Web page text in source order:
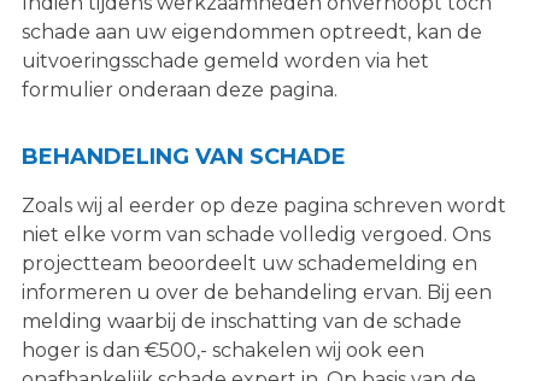
schade aan uw eigendommen optreedt, kan de
uitvoeringsschade gemeld worden via het
formulier onderaan deze pagina.
BEHANDELING VAN SCHADE
Zoals wij al eerder op deze pagina schreven wordt
niet elke vorm van schade volledig vergoed. Ons
projectteam beoordeelt uw schademelding en
informeren u over de behandeling ervan. Bij een
melding waarbij de inschatting van de schade
hoger is dan €500,- schakelen wij ook een